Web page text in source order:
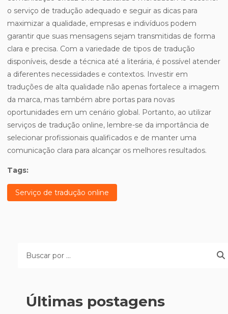
o serviço de tradução adequado e seguir as dicas para
maximizar a qualidade, empresas e indivíduos podem
garantir que suas mensagens sejam transmitidas de forma
clara e precisa. Com a variedade de tipos de tradução
disponíveis, desde a técnica até a literária, é possível atender
a diferentes necessidades e contextos. Investir em
traduções de alta qualidade não apenas fortalece a imagem
da marca, mas também abre portas para novas
oportunidades em um cenário global. Portanto, ao utilizar
serviços de tradução online, lembre-se da importância de
selecionar profissionais qualificados e de manter uma
comunicação clara para alcançar os melhores resultados.
Tags:
Serviço de tradução online
Últimas postagens